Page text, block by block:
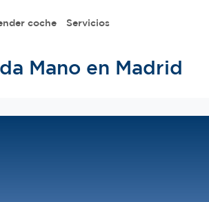
coche Servicios
Mano en Madrid